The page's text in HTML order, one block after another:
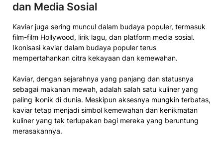
dan Media Sosial
Kaviar juga sering muncul dalam budaya populer, termasuk
film-film Hollywood, lirik lagu, dan platform media sosial.
Ikonisasi kaviar dalam budaya populer terus
mempertahankan citra kekayaan dan kemewahan.
Kaviar, dengan sejarahnya yang panjang dan statusnya
sebagai makanan mewah, adalah salah satu kuliner yang
paling ikonik di dunia. Meskipun aksesnya mungkin terbatas,
kaviar tetap menjadi simbol kemewahan dan kenikmatan
kuliner yang tak terlupakan bagi mereka yang beruntung
merasakannya.